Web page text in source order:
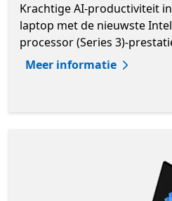
Krachtige AI-productiviteit
laptop met de nieuwste
processor (Series 3)-
Meer informatie